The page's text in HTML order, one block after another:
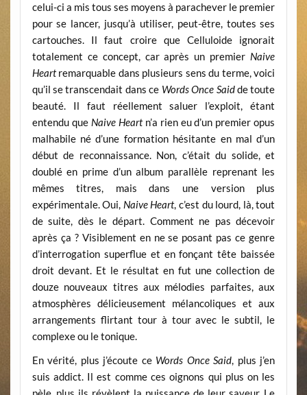
celui-ci a mis tous ses moyens à parachever le premier
pour se lancer, jusqu’à utiliser, peut-être, toutes ses
cartouches. Il faut croire que Celluloide ignorait
totalement ce concept, car après un premier Naive
Heartremarquable dans plusieurs sens du terme, voici
qu’il se transcendait dans ce Words Once Saidde toute
beauté. Il faut réellement saluer l’exploit, étant
entendu queNaive Heartn’a rien eu d’un premier opus
malhabile né d’une formation hésitante en mal d’un
début de reconnaissance. Non, c’était du solide, et
doublé en prime d’un album parallèle reprenant les
mêmes titres, mais dans une version plus
expérimentale. Oui, Naive Heart, c’est du lourd, là, tout
de suite, dès le départ. Comment ne pas décevoir
après ça ? Visiblement en ne se posant pas ce genre
d’interrogation superflue et en fonçant tête baissée
droit devant. Et le résultat en fut une collection de
douze nouveaux titres aux mélodies parfaites, aux
atmosphères délicieusement mélancoliques et aux
arrangements flirtant tour à tour avec le subtil, le
complexe ou le tonique.
En vérité, plus j’écoute ce Words Once Said, plus j’en
suis addict. Il est comme ces oignons qui plus on les